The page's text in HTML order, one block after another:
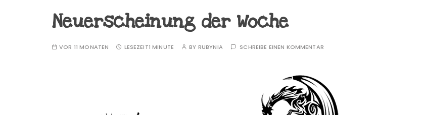
Neuerscheinung der Woche
VOR 11 MONATEN LESEZEIT1 MINUTE BY RUBYNIA SCHREIBE EINEN KOMMENTAR